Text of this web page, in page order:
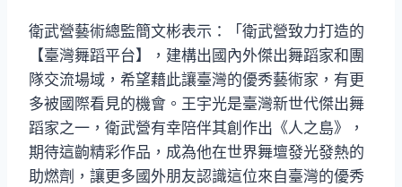
衛武營藝術總監簡文彬表示：「衛武營致力打造的
【臺灣舞蹈平台】，建構出國內外傑出舞蹈家和團
隊交流場域，希望藉此讓臺灣的優秀藝術家，有更
多被國際看見的機會。王宇光是臺灣新世代傑出舞
蹈家之一，衛武營有幸陪伴其創作出《人之島》，
期待這齣精彩作品，成為他在世界舞壇發光發熱的
助燃劑，讓更多國外朋友認識這位來自臺灣的優秀